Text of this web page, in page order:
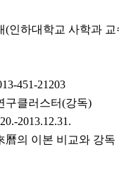
(인하대학교 사학과 교
451-21203
구클러스터(강독)
2013.12.31.
曆의 이본 비교와 강독